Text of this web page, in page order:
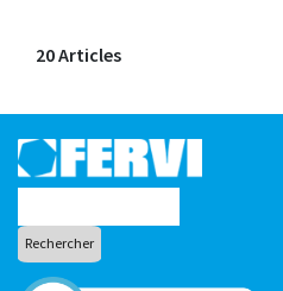
20 Articles